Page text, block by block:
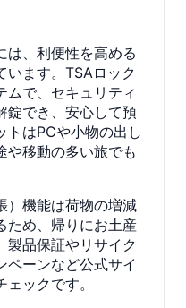
は、利便性を高める
います。TSAロック
ムで、セキュリティ
錠でき、安心して預
トはPCや小物の出し
や移動の多い旅でも
）機能は荷物の増減
ため、帰りにお土産
製品保証やリサイク
ペーンなど公式サイ
ックです。